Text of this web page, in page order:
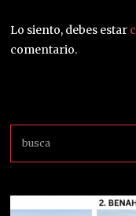
Lo siento, debes estar
comentario.